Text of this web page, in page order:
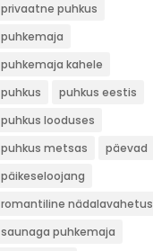
privaatne puhkus
puhkemaja
puhkemaja kahele
puhkus
puhkus eestis
puhkus looduses
puhkus metsas
päevad
päikeseloojang
romantiline nädalavahetus
saunaga puhkemaja